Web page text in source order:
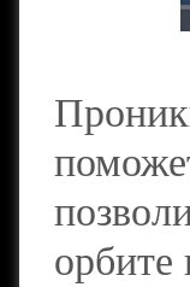
орбите